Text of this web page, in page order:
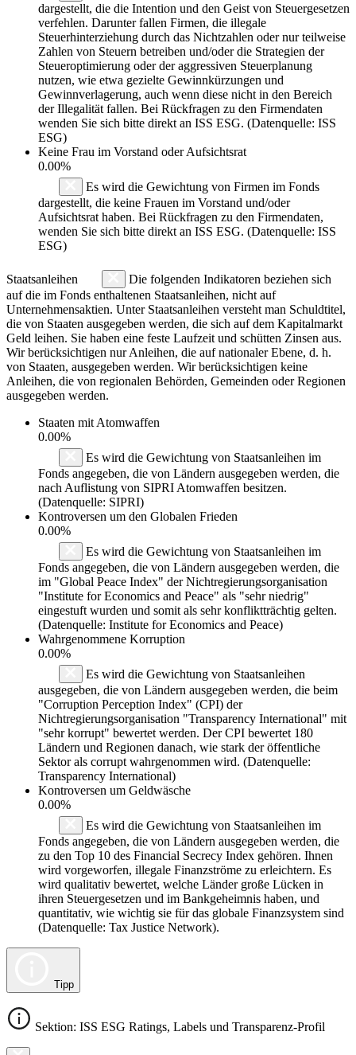
dargestellt, die die Intention und den Geist von Steuergesetzen
verfehlen. Darunter fallen Firmen, die illegale
Steuerhinterziehung durch das Nichtzahlen oder nur teilweise
Zahlen von Steuern betreiben und/oder die Strategien der
Steueroptimierung oder der aggressiven Steuerplanung
nutzen, wie etwa gezielte Gewinnkürzungen und
Gewinnverlagerung, auch wenn diese nicht in den Bereich
der Illegalität fallen. Bei Rückfragen zu den Firmendaten
wenden Sie sich bitte direkt an ISS ESG. (Datenquelle: ISS
ESG)
Keine Frau im Vorstand oder Aufsichtsrat
0.00%
Es wird die Gewichtung von Firmen im Fonds
dargestellt, die keine Frauen im Vorstand und/oder
Aufsichtsrat haben. Bei Rückfragen zu den Firmendaten,
wenden Sie sich bitte direkt an ISS ESG. (Datenquelle: ISS
ESG)
Staatsanleihen
Die folgenden Indikatoren beziehen sich
auf die im Fonds enthaltenen Staatsanleihen, nicht auf
Unternehmensaktien. Unter Staatsanleihen versteht man Schuldtitel,
die von Staaten ausgegeben werden, die sich auf dem Kapitalmarkt
Geld leihen. Sie haben eine feste Laufzeit und schütten Zinsen aus.
Wir berücksichtigen nur Anleihen, die auf nationaler Ebene, d. h.
von Staaten, ausgegeben werden. Wir berücksichtigen keine
Anleihen, die von regionalen Behörden, Gemeinden oder Regionen
ausgegeben werden.
Staaten mit Atomwaffen
0.00%
Es wird die Gewichtung von Staatsanleihen im
Fonds angegeben, die von Ländern ausgegeben werden, die
nach Auflistung von SIPRI Atomwaffen besitzen.
(Datenquelle: SIPRI)
Kontroversen um den Globalen Frieden
0.00%
Es wird die Gewichtung von Staatsanleihen im
Fonds angegeben, die von Ländern ausgegeben werden, die
im "Global Peace Index" der Nichtregierungsorganisation
"Institute for Economics and Peace" als "sehr niedrig"
eingestuft wurden und somit als sehr konfliktträchtig gelten.
(Datenquelle: Institute for Economics and Peace)
Wahrgenommene Korruption
0.00%
Es wird die Gewichtung von Staatsanleihen
ausgegeben, die von Ländern ausgegeben werden, die beim
"Corruption Perception Index" (CPI) der
Nichtregierungsorganisation "Transparency International" mit
"sehr korrupt" bewertet werden. Der CPI bewertet 180
Ländern und Regionen danach, wie stark der öffentliche
Sektor als corrupt wahrgenommen wird. (Datenquelle:
Transparency International)
Kontroversen um Geldwäsche
0.00%
Es wird die Gewichtung von Staatsanleihen im
Fonds angegeben, die von Ländern ausgegeben werden, die
zu den Top 10 des Financial Secrecy Index gehören. Ihnen
wird vorgeworfen, illegale Finanzströme zu erleichtern. Es
wird qualitativ bewertet, welche Länder große Lücken in
ihren Steuergesetzen und im Bankgeheimnis haben, und
quantitativ, wie wichtig sie für das globale Finanzsystem sind
(Datenquelle: Tax Justice Network).
Tipp
Sektion: ISS ESG Ratings, Labels und Transparenz-Profil